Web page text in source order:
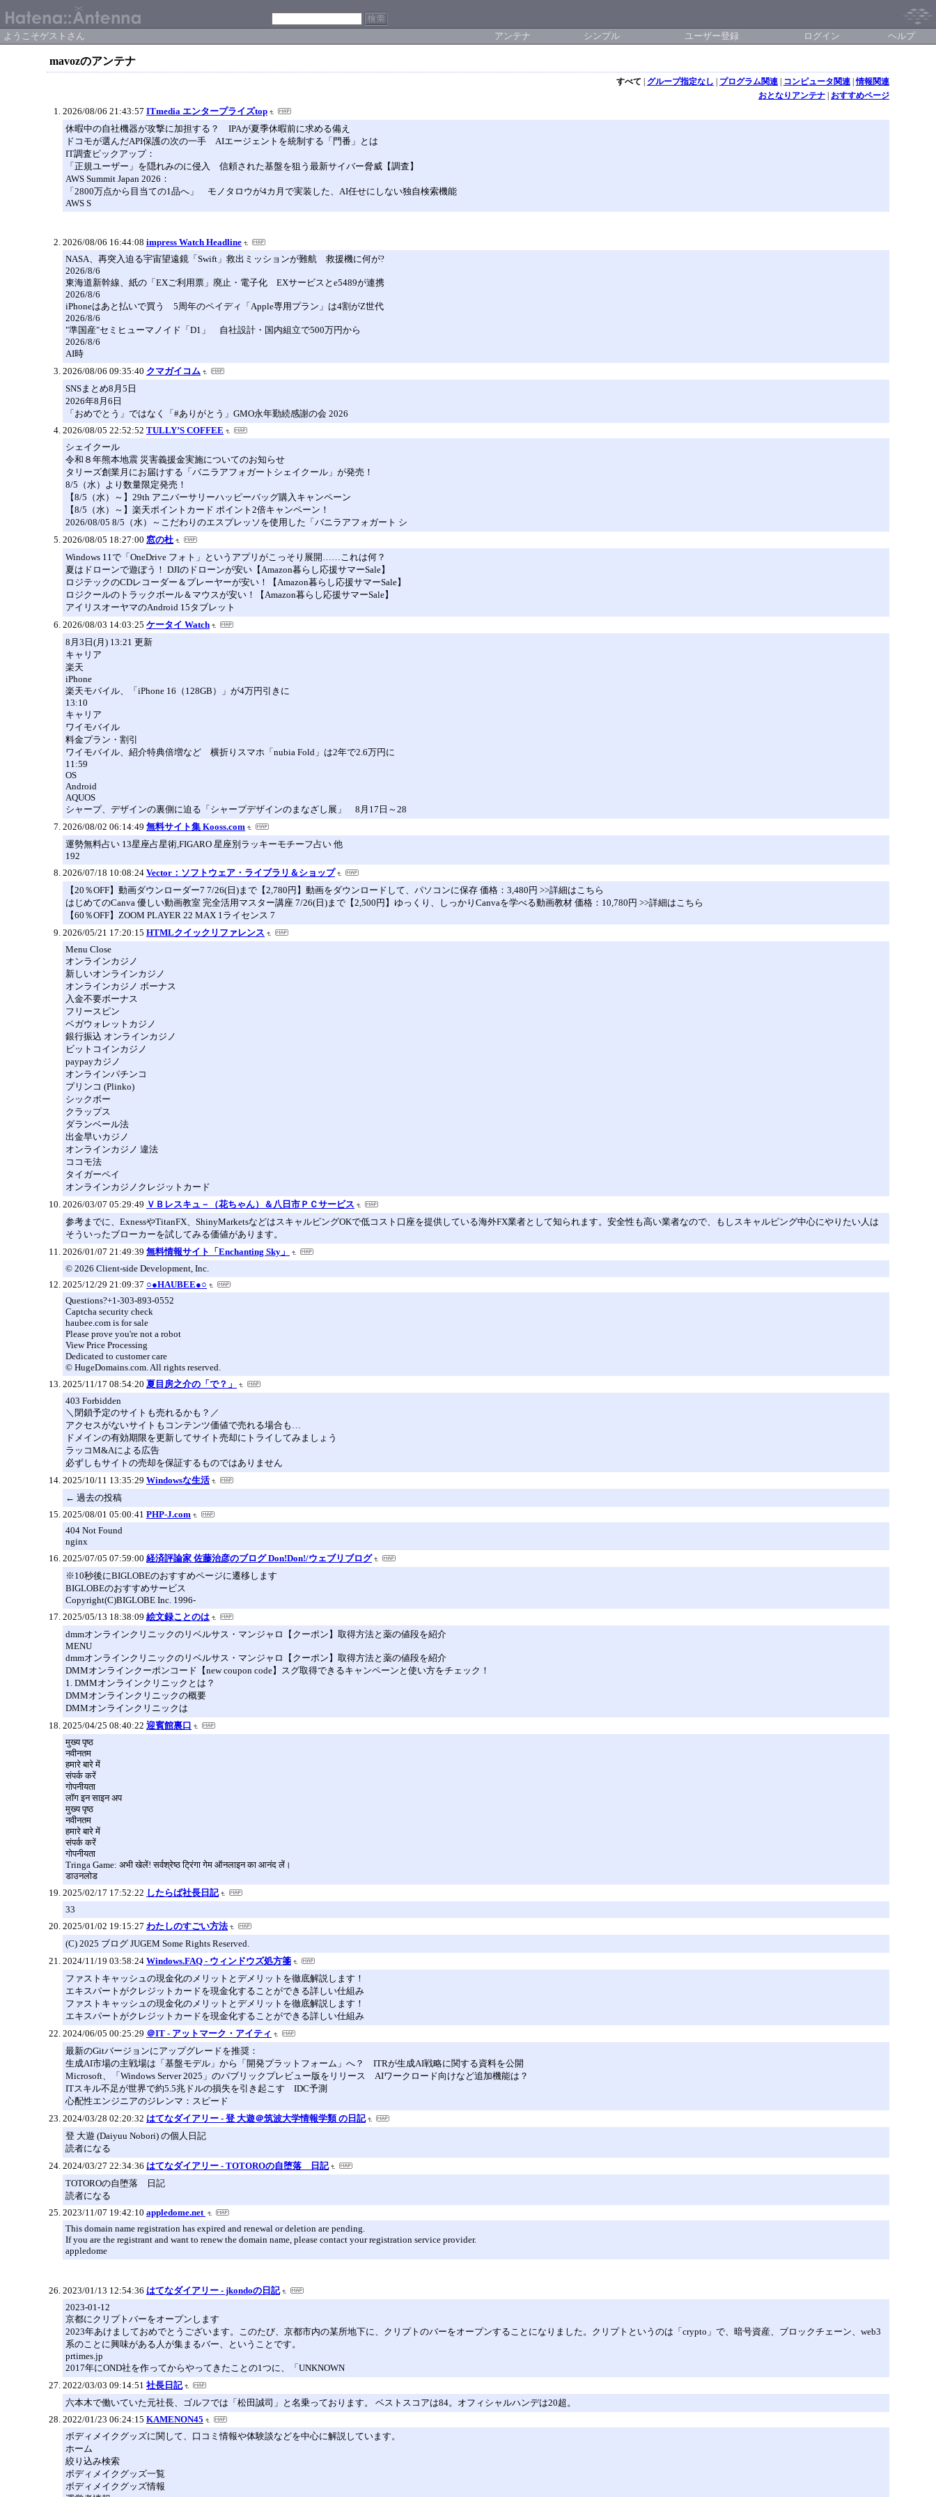
ようこそゲストさん アンテナ シンプル ユーザー登録 ログイン ヘルプ
mavozのアンテナ
すべて グループ指定なし プログラム関連| コンピュータ関連|情報関連
おとなりアンテナ| おすすめページ
2026/08/06 21:43:57 ITmedia エンタープライズtop
休暇中の自社機器が攻撃に加担する？ IPAが夏季休暇前に求める備え
ドコモが選んだAPI保護の次の一手 AIエージェントを統制する「門番」とは
IT調査ピックアップ：
「正規ユーザー」を隠れみのに侵入 信頼された基盤を狙う最新サイバー脅威【調査】
AWS Summit Japan 2026：
「2800万点から目当ての1品へ」 モノタロウが4カ月で実装した、AI任せにしない独自検索機能
AWS S
2026/08/06 16:44:08 impress Watch Headline
NASA、再突入迫る宇宙望遠鏡「Swift」救出ミッションが難航 救援機に何が?
2026/8/6
東海道新幹線、紙の「EXご利用票」廃止・電子化 EXサービスとe5489が連携
2026/8/6
iPhoneはあと払いで買う 5周年のペイディ「Apple専用プラン」は4割がZ世代
2026/8/6
"準国産"セミヒューマノイド「D1」 自社設計・国内組立で500万円から
2026/8/6
AI時
2026/08/06 09:35:40 クマガイコム
SNSまとめ8月5日
2026年8月6日
「おめでとう」ではなく「#ありがとう」GMO永年勤続感謝の会 2026
2026/08/05 22:52:52 TULLY’S COFFEE
シェイクール
令和８年熊本地震 災害義援金実施についてのお知らせ
タリーズ創業月にお届けする「バニラアフォガートシェイクール」が発売！
8/5（水）より数量限定発売！
【8/5（水）～】29th アニバーサリーハッピーバッグ購入キャンペーン
【8/5（水）～】楽天ポイントカード ポイント2倍キャンペーン！
2026/08/05 8/5（水）～こだわりのエスプレッソを使用した「バニラアフォガート シ
2026/08/05 18:27:00 窓の杜
Windows 11で「OneDrive フォト」というアプリがこっそり展開……これは何？
夏はドローンで遊ぼう！ DJIのドローンが安い【Amazon暮らし応援サマーSale】
ロジテックのCDレコーダー＆プレーヤーが安い！【Amazon暮らし応援サマーSale】
ロジクールのトラックボール＆マウスが安い！【Amazon暮らし応援サマーSale】
アイリスオーヤマのAndroid 15タブレット
2026/08/03 14:03:25 ケータイ Watch
8月3日(月) 13:21 更新
キャリア
楽天
iPhone
楽天モバイル、「iPhone 16（128GB）」が4万円引きに
13:10
キャリア
ワイモバイル
料金プラン・割引
ワイモバイル、紹介特典倍増など 横折りスマホ「nubia Fold」は2年で2.6万円に
11:59
OS
Android
AQUOS
シャープ、デザインの裏側に迫る「シャープデザインのまなざし展」 8月17日～28
2026/08/02 06:14:49 無料サイト集 Kooss.com
運勢無料占い 13星座占星術,FIGARO 星座別ラッキーモチーフ占い 他
192
2026/07/18 10:08:24 Vector：ソフトウェア・ライブラリ＆ショップ
【20％OFF】動画ダウンローダー7 7/26(日)まで【2,780円】動画をダウンロードして、パソコンに保存 価格：3,480円 >>詳細はこちら
はじめてのCanva 優しい動画教室 完全活用マスター講座 7/26(日)まで【2,500円】ゆっくり、しっかりCanvaを学べる動画教材 価格：10,780円 >>詳細はこちら
【60％OFF】ZOOM PLAYER 22 MAX 1ライセンス 7
2026/05/21 17:20:15 HTMLクイックリファレンス
Menu Close
オンラインカジノ
新しいオンラインカジノ
オンラインカジノ ボーナス
入金不要ボーナス
フリースピン
ベガウォレットカジノ
銀行振込 オンラインカジノ
ビットコインカジノ
paypayカジノ
オンラインパチンコ
プリンコ (Plinko)
シックボー
クラップス
ダランベール法
出金早いカジノ
オンラインカジノ 違法
ココモ法
タイガーペイ
オンラインカジノクレジットカード
2026/03/07 05:29:49 ＶＢレスキュ－（花ちゃん）＆八日市ＰＣサービス
参考までに、ExnessやTitanFX、ShinyMarketsなどはスキャルピングOKで低コスト口座を提供している海外FX業者として知られます。安全性も高い業者なので、もしスキャルピング中心にやりたい人は
そういったブローカーを試してみる価値があります。
2026/01/07 21:49:39 無料情報サイト「Enchanting Sky」
© 2026 Client-side Development, Inc.
2025/12/29 21:09:37 ○●HAUBEE●○
Questions?+1-303-893-0552
Captcha security check
haubee.com is for sale
Please prove you're not a robot
View Price Processing
Dedicated to customer care
© HugeDomains.com. All rights reserved.
2025/11/17 08:54:20 夏目房之介の「で？」
403 Forbidden
＼閉鎖予定のサイトも売れるかも？／
アクセスがないサイトもコンテンツ価値で売れる場合も…
ドメインの有効期限を更新してサイト売却にトライしてみましょう
ラッコM&Aによる広告
必ずしもサイトの売却を保証するものではありません
2025/10/11 13:35:29 Windowsな生活
← 過去の投稿
2025/08/01 05:00:41 PHP-J.com
404 Not Found
nginx
2025/07/05 07:59:00 経済評論家 佐藤治彦のブログ Don!Don!/ウェブリブログ
※10秒後にBIGLOBEのおすすめページに遷移します
BIGLOBEのおすすめサービス
Copyright(C)BIGLOBE Inc. 1996-
2025/05/13 18:38:09 絵文録ことのは
dmmオンラインクリニックのリベルサス・マンジャロ【クーポン】取得方法と薬の値段を紹介
MENU
dmmオンラインクリニックのリベルサス・マンジャロ【クーポン】取得方法と薬の値段を紹介
DMMオンラインクーポンコード【new coupon code】スグ取得できるキャンペーンと使い方をチェック！
1. DMMオンラインクリニックとは？
DMMオンラインクリニックの概要
DMMオンラインクリニックは
2025/04/25 08:40:22 迎賓館裏口
मुख्य पृष्ठ
नवीनतम
हमारे बारे में
संपर्क करें
गोपनीयता
लॉग इन साइन अप
मुख्य पृष्ठ
नवीनतम
हमारे बारे में
संपर्क करें
गोपनीयता
Tringa Game: अभी खेलें! सर्वश्रेष्ठ ट्रिंगा गेम ऑनलाइन का आनंद लें।
डाउनलोड
2025/02/17 17:52:22 したらば社長日記
33
2025/01/02 19:15:27 わたしのすごい方法
(C) 2025 ブログ JUGEM Some Rights Reserved.
2024/11/19 03:58:24 Windows.FAQ - ウィンドウズ処方箋
ファストキャッシュの現金化のメリットとデメリットを徹底解説します！
エキスパートがクレジットカードを現金化することができる詳しい仕組み
ファストキャッシュの現金化のメリットとデメリットを徹底解説します！
エキスパートがクレジットカードを現金化することができる詳しい仕組み
2024/06/05 00:25:29 ＠IT - アットマーク・アイティ
最新のGitバージョンにアップグレードを推奨：
生成AI市場の主戦場は「基盤モデル」から「開発プラットフォーム」へ？ ITRが生成AI戦略に関する資料を公開
Microsoft、「Windows Server 2025」のパブリックプレビュー版をリリース AIワークロード向けなど追加機能は？
ITスキル不足が世界で約5.5兆ドルの損失を引き起こす IDC予測
心配性エンジニアのジレンマ：スピード
2024/03/28 02:20:32 はてなダイアリー - 登 大遊＠筑波大学情報学類 の日記
登 大遊 (Daiyuu Nobori) の個人日記
読者になる
2024/03/27 22:34:36 はてなダイアリー - TOTOROの自堕落 日記
TOTOROの自堕落 日記
読者になる
2023/11/07 19:42:10 appledome.net
This domain name registration has expired and renewal or deletion are pending.
If you are the registrant and want to renew the domain name, please contact your registration service provider.
appledome
2023/01/13 12:54:36 はてなダイアリー - jkondoの日記
2023-01-12
京都にクリプトバーをオープンします
2023年あけましておめでとうございます。このたび、京都市内の某所地下に、クリプトのバーをオープンすることになりました。クリプトというのは「crypto」で、暗号資産、ブロックチェーン、web3
系のことに興味がある人が集まるバー、ということです。
prtimes.jp
2017年にOND社を作ってからやってきたことの1つに、「UNKNOWN
2022/03/03 09:14:51 社長日記
六本木で働いていた元社長、ゴルフでは「松田誠司」と名乗っております。 ベストスコアは84。オフィシャルハンデは20超。
2022/01/23 06:24:15 KAMENON45
ボディメイクグッズに関して、口コミ情報や体験談などを中心に解説しています。
ホーム
絞り込み検索
ボディメイクグッズ一覧
ボディメイクグッズ情報